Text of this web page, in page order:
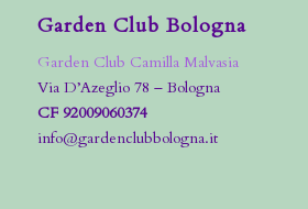
Garden Club Bologna
Garden Club Camilla Malvasia
Via D’Azeglio 78 – Bologna
CF 92009060374
info@gardenclubbologna.it